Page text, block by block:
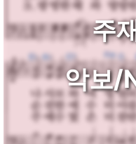
주
악보/